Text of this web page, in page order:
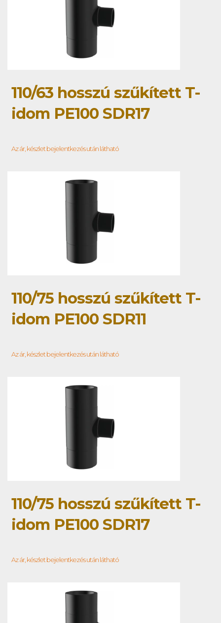
110/63 hosszú szűkített T-
idom PE100 SDR17
Az ár, készlet bejelentkezés után látható
110/75 hosszú szűkített T-
idom PE100 SDR11
Az ár, készlet bejelentkezés után látható
110/75 hosszú szűkített T-
idom PE100 SDR17
Az ár, készlet bejelentkezés után látható